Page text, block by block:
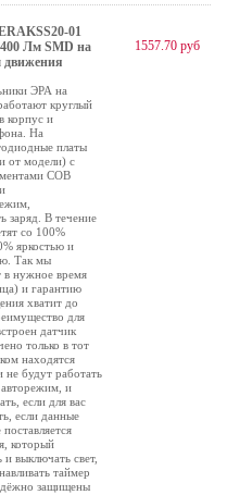
01
Лм SMD на
движения
ЭРА на
круглый
корпус и
На
платы
от модели) с
COB
заряд. В течение
со 100%
яркостью и
Так мы
в нужное время
и гарантию
хватит до
для
датчик
только в тот
находятся
не будут работать
и
если для вас
если данные
который
и выключать свет,
таймер
защищены
1557.70 руб